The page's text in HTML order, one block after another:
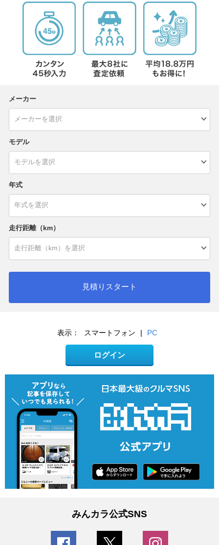
メーカー
モデル
年式
走行距離（km）
見積りスタート
表示： スマートフォン | PC
ログイン
みんカラ公式SNS